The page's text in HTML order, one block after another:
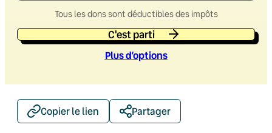
Tous les dons sont déductibles des impôts
C'est parti
Plus d’options
Copier le lien Partager